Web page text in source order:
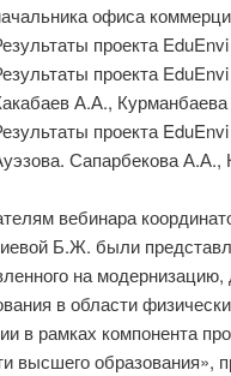
офиса
проекта
проекта
А.А.,
проекта
Сапарбекова
вебинара
Б.Ж. были
на
в области
в рамках компонента
высшего образования»,